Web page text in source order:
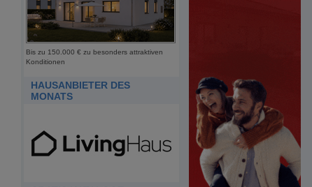
Bis zu 150.000 € zu besonders attraktiven
Konditionen
HAUSANBIETER DES
MONATS